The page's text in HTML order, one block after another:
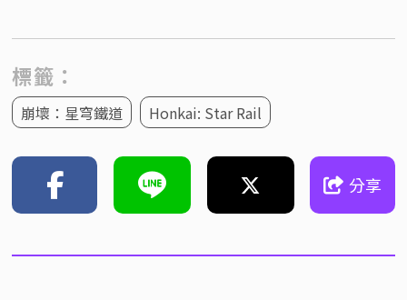
標籤：
崩壞：星穹鐵道 Honkai: Star Rail
分享